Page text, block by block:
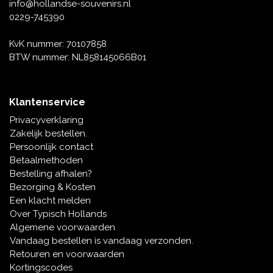
Koninghuis artikelen
Wandborden - Gekleurd en Delfts blauw
Peper en Zout stelletjes
Speelkaarten
Delfts blauwe magneten
Delfts blauwe Fashionitems
info@hollandse-souvenirs.nl
0229-745390
KvK nummer: 70107858
BTW nummer: NL858145066B01
Klantenservice
Privacyverklaring
Zakelijk bestellen.
Persoonlijk contact
Betaalmethoden
Bestelling afhalen?
Bezorging & Kosten
Een klacht melden
Over Typisch Hollands
Algemene voorwaarden
Vandaag bestellen is vandaag verzonden.
Retouren en voorwaarden
Kortingscodes